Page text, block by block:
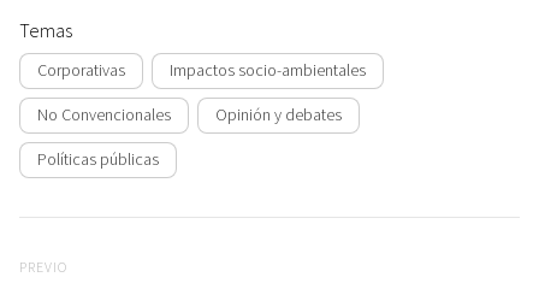
Temas
Corporativas Impactos socio-ambientales
No Convencionales Opinión y debates
Políticas públicas
Previo
PREVIO